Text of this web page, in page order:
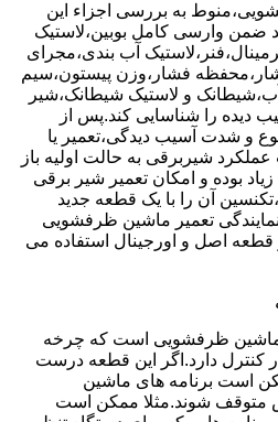
به بررسی اجزاء این
ضمن وارسی کامل بوبین،لاستیک
آب بندی،مجرای
فشار،وزن پیستون،سیم
و لاستیک شیطانک،شیر
دیده را شناسایی کند.پس از
و شدت آسیب دیدگی،تعمیر یا
شیربرقی به حالت اولیه باز
بوده و امکان تعمیر شیر برقی
آن را با یک قطعه جدید
تعمیر ماشین ظرفشویی
قطعه اصل و اورجینال استفاده می
ماشین ظرفشویی است که چرخه
کنترل دارد.اگر این قطعه درست
است برنامه های ماشین
شوند.مثلا ممکن است